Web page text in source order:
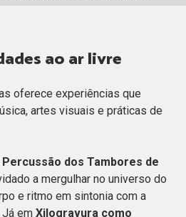
ao ar livre
oferece experiências que
artes visuais e práticas de
Percussão dos Tambores de
a mergulhar no universo do
e ritmo em sintonia com a
em Xilogravura como